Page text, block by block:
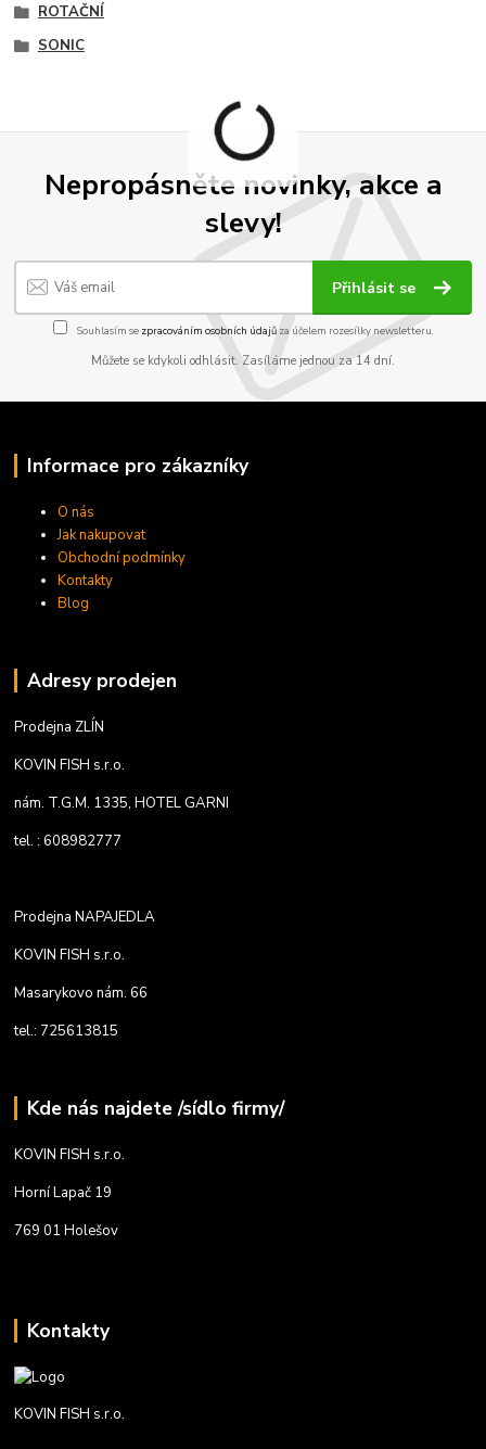
ROTAČNÍ
SONIC
Nepropásněte novinky, akce a
slevy!
Přihlásit se
Souhlasím se zpracováním osobních údajůza účelem rozesílky newsletteru.
Můžete se kdykoli odhlásit. Zasíláme jednou za 14 dní.
Informace pro zákazníky
O nás
Jak nakupovat
Obchodní podmínky
Kontakty
Blog
Adresy prodejen
Prodejna ZLÍN
KOVIN FISH s.r.o.
nám. T.G.M. 1335, HOTEL GARNI
tel. : 608982777
Prodejna NAPAJEDLA
KOVIN FISH s.r.o.
Masarykovo nám. 66
tel.: 725613815
Kde nás najdete /sídlo firmy/
KOVIN FISH s.r.o.
Horní Lapač 19
769 01 Holešov
Kontakty
KOVIN FISH s.r.o.